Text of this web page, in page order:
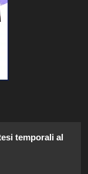
temporali al